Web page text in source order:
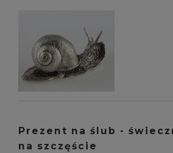
Prezent na ślub -
na szczęście